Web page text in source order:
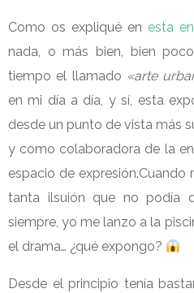
Como os expliqué en esta
nada, o más bien, bien
tiempo el llamado «arte
en mi día a día, y sí, esta
desde un punto de vista más
y como colaboradora de la
espacio de
tanta ilsuión que no podía
siempre, yo me lanzo a la
el drama… ¿qué expongo?
Desde el principio tenía